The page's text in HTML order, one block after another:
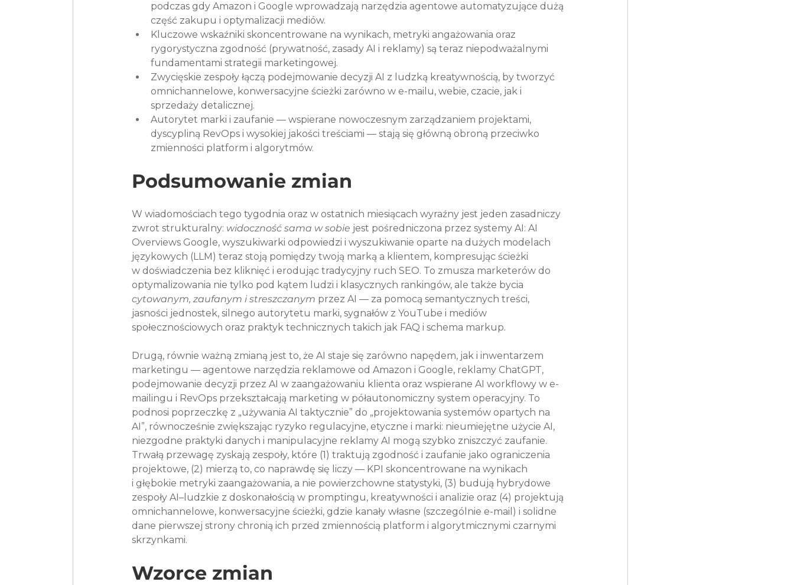
podczas gdy Amazon i Google wprowadzają narzędzia agentowe automatyzujące dużą
część zakupu i optymalizacji mediów.
Kluczowe wskaźniki skoncentrowane na wynikach, metryki angażowania oraz
rygorystyczna zgodność (prywatność, zasady AI i reklamy) są teraz niepodważalnymi
fundamentami strategii marketingowej.
Zwycięskie zespoły łączą podejmowanie decyzji AI z ludzką kreatywnością, by tworzyć
omnichannelowe, konwersacyjne ścieżki zarówno w e-mailu, webie, czacie, jak i
sprzedaży detalicznej.
Autorytet marki i zaufanie — wspierane nowoczesnym zarządzaniem projektami,
dyscypliną RevOps i wysokiej jakości treściami — stają się główną obroną przeciwko
zmienności platform i algorytmów.
Podsumowanie zmian
W wiadomościach tego tygodnia oraz w ostatnich miesiącach wyraźny jest jeden zasadniczy
zwrot strukturalny: widoczność sama w sobie jest pośredniczona przez systemy AI: AI
Overviews Google, wyszukiwarki odpowiedzi i wyszukiwanie oparte na dużych modelach
językowych (LLM) teraz stoją pomiędzy twoją marką a klientem, kompresując ścieżki
w doświadczenia bez kliknięć i erodując tradycyjny ruch SEO. To zmusza marketerów do
optymalizowania nie tylko pod kątem ludzi i klasycznych rankingów, ale także bycia
cytowanym, zaufanym i streszczanym przez AI — za pomocą semantycznych treści,
jasności jednostek, silnego autorytetu marki, sygnałów z YouTube i mediów
społecznościowych oraz praktyk technicznych takich jak FAQ i schema markup.
Drugą, równie ważną zmianą jest to, że AI staje się zarówno napędem, jak i inwentarzem
marketingu — agentowe narzędzia reklamowe od Amazon i Google, reklamy ChatGPT,
podejmowanie decyzji przez AI w zaangażowaniu klienta oraz wspierane AI workflowy w e-
mailingu i RevOps przekształcają marketing w półautonomiczny system operacyjny. To
podnosi poprzeczkę z „używania AI taktycznie” do „projektowania systemów opartych na
AI”, równocześnie zwiększając ryzyko regulacyjne, etyczne i marki: nieumiejętne użycie AI,
niezgodne praktyki danych i manipulacyjne reklamy AI mogą szybko zniszczyć zaufanie.
Trwałą przewagę zyskają zespoły, które (1) traktują zgodność i zaufanie jako ograniczenia
projektowe, (2) mierzą to, co naprawdę się liczy — KPI skoncentrowane na wynikach
i głębokie metryki zaangażowania, a nie powierzchowne statystyki, (3) budują hybrydowe
zespoły AI–ludzkie z doskonałością w promptingu, kreatywności i analizie oraz (4) projektują
omnichannelowe, konwersacyjne ścieżki, gdzie kanały własne (szczególnie e-mail) i solidne
dane pierwszej strony chronią ich przed zmiennością platform i algorytmicznymi czarnymi
skrzynkami.
Wzorce zmian